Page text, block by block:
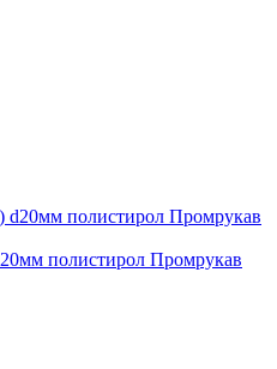
полистирол Промрукав